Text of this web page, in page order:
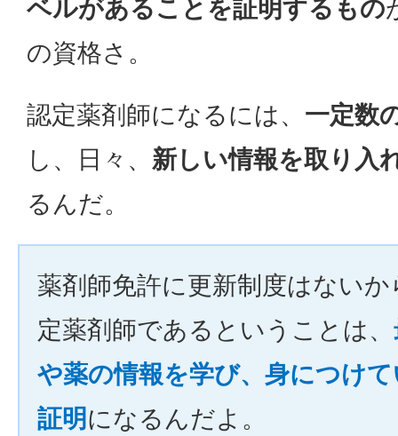
ベルがあることを証明するもの
の資格さ。
認定薬剤師になるには、 一定数
し、日々、 新しい情報を取り入
るんだ。
薬剤師免許に更新制度はない
定薬剤師であるということは、
や薬の情報を学び、身につけ
証明になるんだよ。